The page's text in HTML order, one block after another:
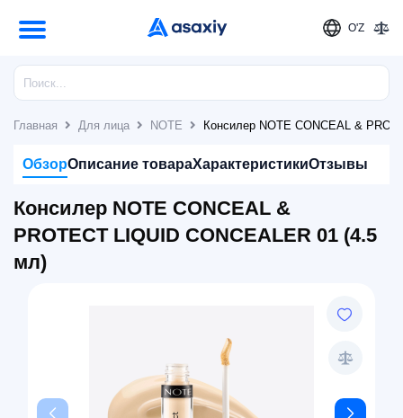
O'Z
Главная Для лица NOTE Консилер NOTE CONCEAL &
ОбзорОписание товараХарактеристикиОтзывы
Консилер NOTE CONCEAL &
PROTECT LIQUID CONCEALER 01 (4.5
мл)